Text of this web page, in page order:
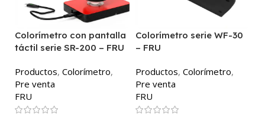
Colorímetro con pantalla
táctil serie SR-200 – FRU
Productos, Colorímetro,
Pre venta
FRU
Colorímetro serie WF-30
– FRU
Productos, Colorímetro,
Pre venta
FRU